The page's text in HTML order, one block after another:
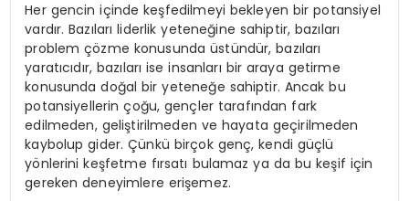
Her gencin içinde keşfedilmeyi bekleyen bir potansiyel
vardır. Bazıları liderlik yeteneğine sahiptir, bazıları
problem çözme konusunda üstündür, bazıları
yaratıcıdır, bazıları ise insanları bir araya getirme
konusunda doğal bir yeteneğe sahiptir. Ancak bu
potansiyellerin çoğu, gençler tarafından fark
edilmeden, geliştirilmeden ve hayata geçirilmeden
kaybolup gider. Çünkü birçok genç, kendi güçlü
yönlerini keşfetme fırsatı bulamaz ya da bu keşif için
gereken deneyimlere erişemez.